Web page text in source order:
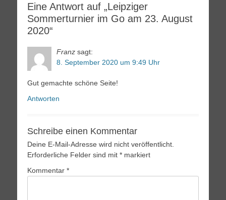
Eine Antwort auf „Leipziger
Sommerturnier im Go am 23. August
2020“
Franz sagt:
8. September 2020 um 9:49 Uhr
Gut gemachte schöne Seite!
Antworten
Schreibe einen Kommentar
Deine E-Mail-Adresse wird nicht veröffentlicht.
Erforderliche Felder sind mit * markiert
Kommentar *